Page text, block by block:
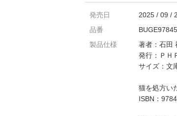
発売日
2025 / 09 /
品番
製品仕様
著者：石田
発行：ＰＨ
サイズ：文
猫を処方い
ISBN：